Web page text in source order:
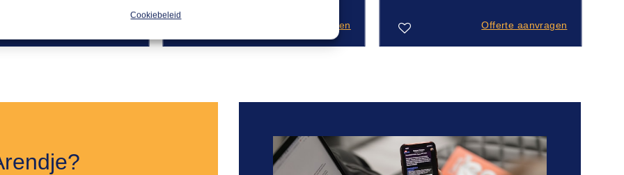
Cookiebeleid
Offerte aanvragen Offerte aanvragen